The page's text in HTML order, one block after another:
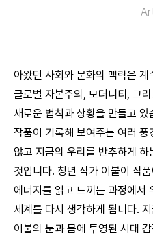
아왔던 사회와 문화의 맥락은
글로벌 자본주의, 모더니티, 그
새로운 법칙과 상황을 만들고
작품이 기록해 보여주는 여러
않고 지금의 우리를 반추하게
것입니다. 청년 작가 이불이 작
에너지를 읽고 느끼는 과정에서
세계를 다시 생각하게 됩니다.
이불의 눈과 몸에 투영된 시대